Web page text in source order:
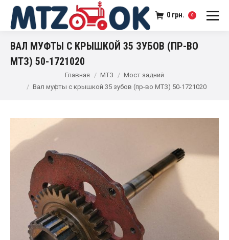
0 грн. 0
ВАЛ МУФТЫ С КРЫШКОЙ 35 ЗУБОВ (ПР-ВО
МТЗ) 50-1721020
Главная МТЗ
Мост задний
Вал муфты с крышкой 35 зубов (пр-во МТЗ) 50-1721020